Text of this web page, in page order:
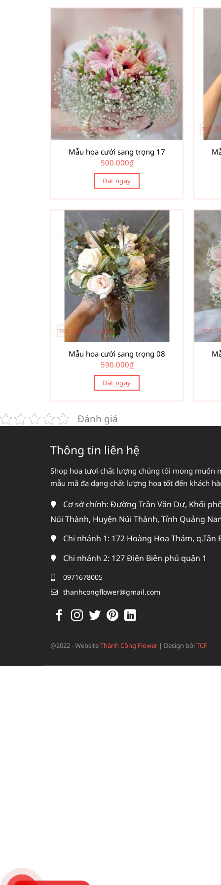
Mẫu hoa cưới sang trọng 17
500.000₫
Đặt ngay
Mẫu hoa cưới sang trọng 08
590.000₫
Đặt ngay
Đánh giá
Thông tin liên hệ
Shop hoa tươi chất lượng chúng tôi mong muốn
mẫu mã đa dạng chất lượng hoa tốt đến khách
Cơ sở chính: Đường Trần Văn Dư, Khối
Núi Thành, Huyện Núi Thành, Tỉnh Quảng
Chi nhánh 1: 172 Hoàng Hoa Thám, q.Tân
Chi nhánh 2: 127 Điện Biên phủ quận 1
0971678005
thanhcongflower@gmail.com
@2022 - WebsiteThành Công Flower | Design bởiTCF